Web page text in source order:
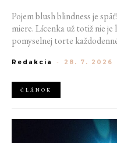
Pojem blush blindness je
miere. Lícenka už totiž nie
pomyselnej torte
sviežosť, ktorú žiadny iný
aktuálnym trendom.
Redakcia - 28. 7. 2026
ČLÁNOK